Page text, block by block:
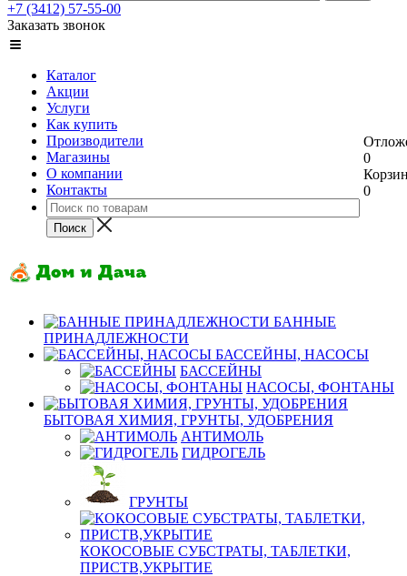
+7 (3412) 57-55-00
Заказать звонок
Каталог
Акции
Услуги
Как купить
Производители
Магазины
О компании
Контакты
0
0
БАННЫЕ
ПРИНАДЛЕЖНОСТИ
БАССЕЙНЫ, НАСОСЫ
БАССЕЙНЫ
НАСОСЫ, ФОНТАНЫ
БЫТОВАЯ ХИМИЯ, ГРУНТЫ, УДОБРЕНИЯ
АНТИМОЛЬ
ГИДРОГЕЛЬ
ГРУНТЫ
КОКОСОВЫЕ СУБСТРАТЫ, ТАБЛЕТКИ,
ПРИСТВ,УКРЫТИЕ